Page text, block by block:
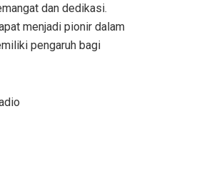
dan dedikasi.
menjadi pionir dalam
pengaruh bagi